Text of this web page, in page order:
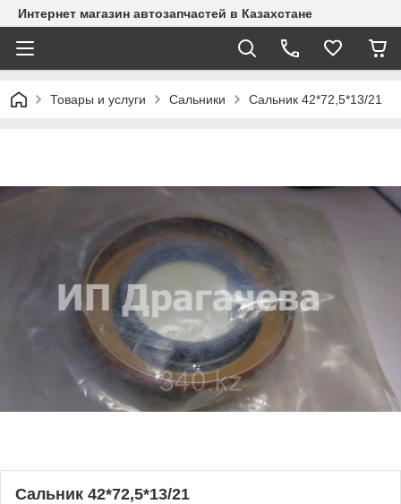
Интернет магазин автозапчастей в Казахстане
Товары и услуги Сальники Сальник 42*72,5*13/21
Сальник 42*72,5*13/21